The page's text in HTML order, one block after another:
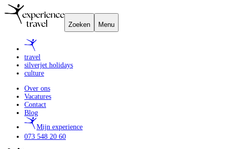
Zoeken Menu
travel
silverjet holidays
culture
Over ons
Vacatures
Contact
Blog
Mijn experience
073 548 20 60